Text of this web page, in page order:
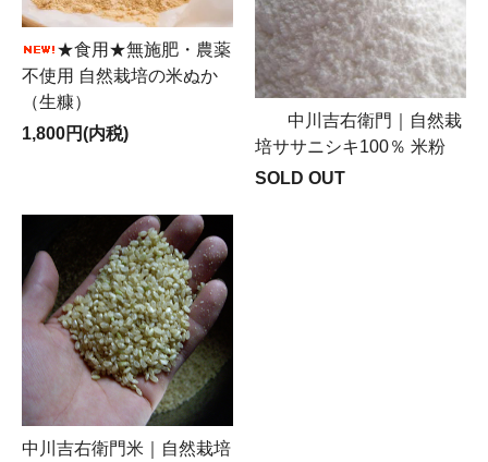
★食用★無施肥・農薬
不使用 自然栽培の米ぬか
（生糠）
1,800円(内税)
中川吉右衛門｜自然栽
培ササニシキ100％ 米粉
SOLD OUT
中川吉右衛門米｜自然栽培